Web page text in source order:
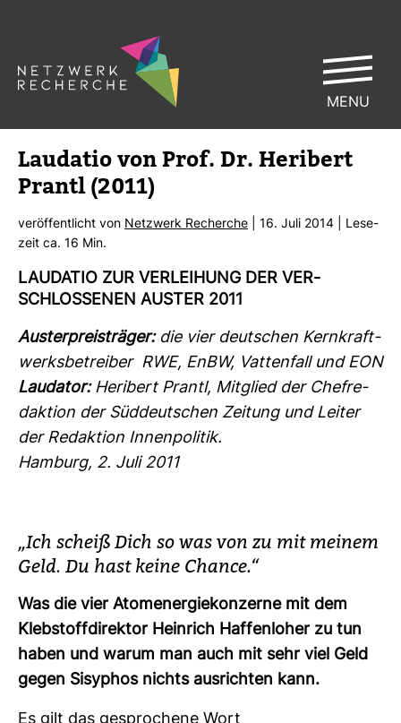
Lau­datio von Prof. Dr. Heri­bert
Prantl (2011)
ver­öf­fent­licht von Netz­werk Recherche | 16. Juli 2014 | Lese­
zeit ca. 16 Min.
LAU­DATIO ZUR VER­LEI­HUNG DER VER­
SCHLOS­SENEN AUSTER 2011
Aus­ter­preis­träger:die vier deut­schen Kern­kraft­
werks­be­treiber RWE, EnBW, Vat­ten­fall und EON
Lau­dator: Heri­bert Prantl, Mit­glied der Chef­re­
dak­tion der Süd­deut­schen Zei­tung und Leiter
der Redak­tion Innen­po­litik.
Ham­burg, 2. Juli 2011
„Ich scheiß Dich so was von zu mit meinem
Geld. Du hast keine Chance.“
Was die vier Atom­ener­gie­kon­zerne mit dem
Kleb­stoff­di­rektor Hein­rich Haf­fen­loher zu tun
haben und warum man auch mit sehr viel Geld
gegen Sisy­phos nichts aus­richten kann.
MENU